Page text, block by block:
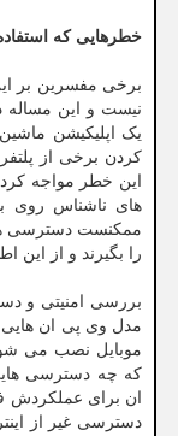
خطرهایی که
برخی مفسرین بر
نیست و این مساله
یک اپلیکیشن
کردن برخی از
این خطر مواجه
های ناشناس روی
ممکنست دسترسی
را بگیرند و از این
بررسی امنیتی و
مدل وی پی ان هایی
موبایل نصب می
که چه دسترسی
ان برای عملکردش
دسترسی غیر از